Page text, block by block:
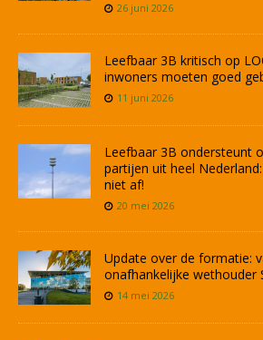
26 juni 2026
Leefbaar 3B kritisch op
inwoners moeten goed
11 juni 2026
Leefbaar 3B ondersteunt
partijen uit heel
niet af!
20 mei 2026
Update over de formatie:
onafhankelijke wethouder
14 mei 2026